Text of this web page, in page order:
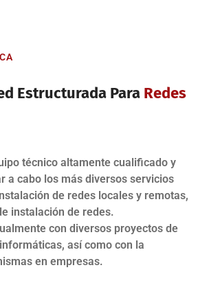
Estructurada Para Redes
técnico altamente cualificado y
a cabo los más diversos servicios
de redes locales y remotas,
instalación de redes.
con diversos proyectos de
así como con la
en empresas.